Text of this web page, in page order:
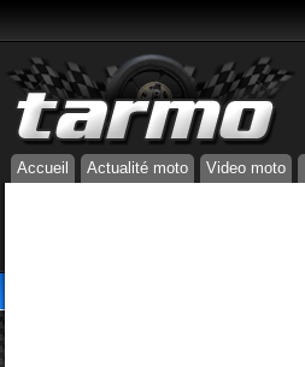
Accueil Actualité moto Video moto